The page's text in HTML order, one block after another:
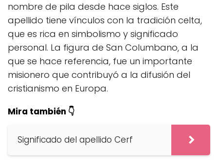
nombre de pila desde hace siglos. Este
apellido tiene vínculos con la tradición celta,
que es rica en simbolismo y significado
personal. La figura de San Columbano, a la
que se hace referencia, fue un importante
misionero que contribuyó a la difusión del
cristianismo en Europa.
Mira también 👇
Significado del apellido Cerf